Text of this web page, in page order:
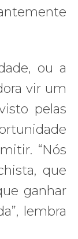
ou a
vir um
pelas
“Nós
que
ganhar
lembra